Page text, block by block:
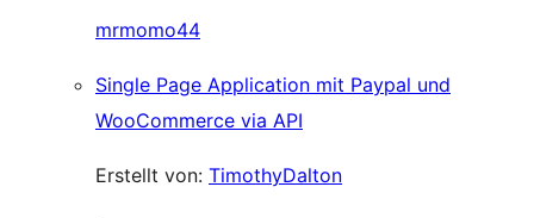
mrmomo44
Single Page Application mit Paypal und
WooCommerce via API
Erstellt von: TimothyDalton